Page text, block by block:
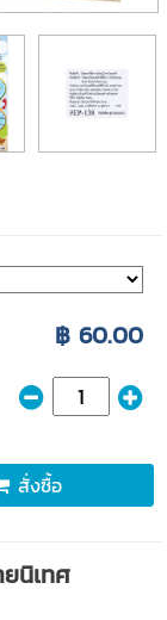
฿ 60.00
สั่งซื้อ
นิเทศ